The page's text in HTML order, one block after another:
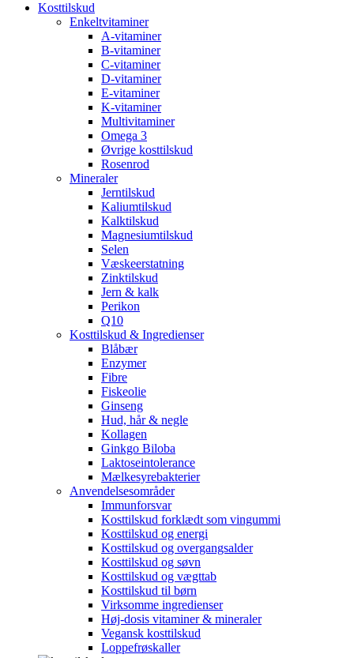
Kosttilskud
Enkeltvitaminer
A-vitaminer
B-vitaminer
C-vitaminer
D-vitaminer
E-vitaminer
K-vitaminer
Multivitaminer
Omega 3
Øvrige kosttilskud
Rosenrod
Mineraler
Jerntilskud
Kaliumtilskud
Kalktilskud
Magnesiumtilskud
Selen
Væskeerstatning
Zinktilskud
Jern & kalk
Perikon
Q10
Kosttilskud & Ingredienser
Blåbær
Enzymer
Fibre
Fiskeolie
Ginseng
Hud, hår & negle
Kollagen
Ginkgo Biloba
Laktoseintolerance
Mælkesyrebakterier
Anvendelsesområder
Immunforsvar
Kosttilskud forklædt som vingummi
Kosttilskud og energi
Kosttilskud og overgangsalder
Kosttilskud og søvn
Kosttilskud og vægttab
Kosttilskud til børn
Virksomme ingredienser
Høj-dosis vitaminer & mineraler
Vegansk kosttilskud
Loppefrøskaller